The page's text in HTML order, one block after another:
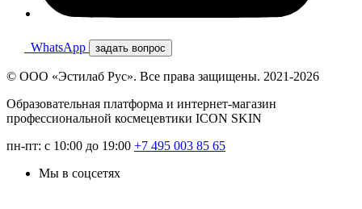
WhatsApp задать вопрос
© ООО «Эстилаб Рус». Все права защищены. 2021-2026
Образовательная платформа и интернет-магазин
профессиональной космецевтики ICON SKIN
пн-пт: с 10:00 до 19:00 +7 495 003 85 65
Мы в соцсетях